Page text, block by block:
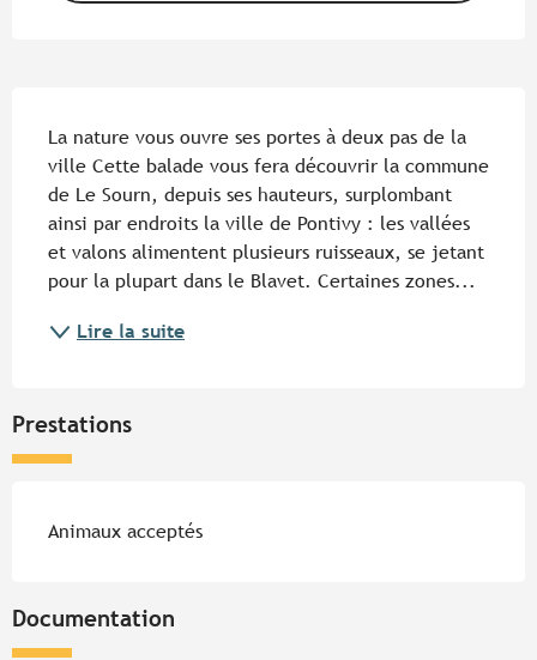
La nature vous ouvre ses portes à deux pas de la
ville Cette balade vous fera découvrir la commune
de Le Sourn, depuis ses hauteurs, surplombant
ainsi par endroits la ville de Pontivy : les vallées
et valons alimentent plusieurs ruisseaux, se jetant
pour la plupart dans le Blavet. Certaines zones...
Lire la suite
Prestations
Animaux acceptés
Documentation